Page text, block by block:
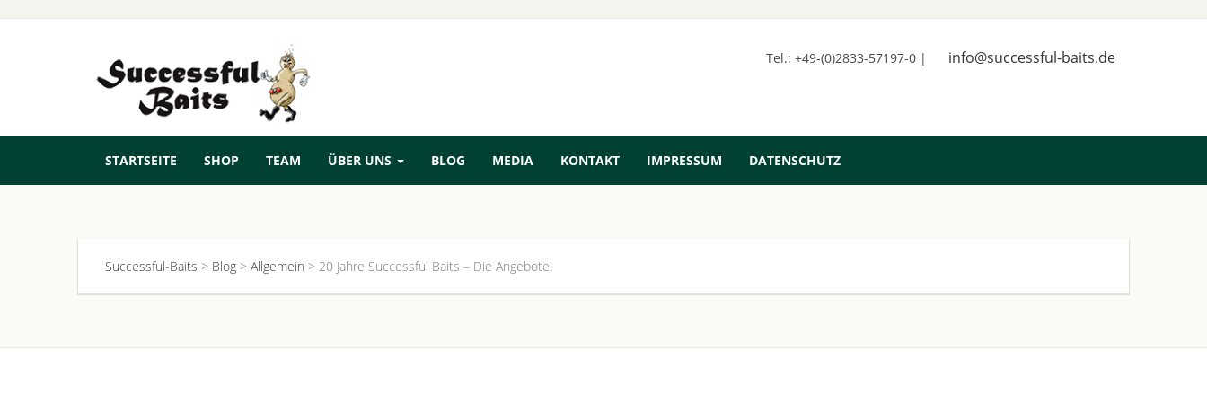
Tel.: +49-(0)2833-57197-0 | info@successful-baits.de
STARTSEITE SHOP TEAM ÜBER UNS BLOG MEDIA KONTAKT IMPRESSUM DATENSCHUTZ
Successful-Baits > Blog > Allgemein > 20 Jahre Successful Baits – Die Angebote!